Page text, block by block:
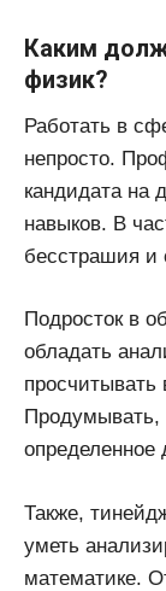
Каким
физик?
Работать в
непросто.
кандидата на
навыков. В
бесстрашия и
Подросток в
обладать
просчитывать
Продумывать,
Также,
уметь
математике.